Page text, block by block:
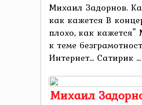
Михаил Задорнов.
как кажется В
плохо, как
к теме
Интернет... Сатирик ...
Михаил